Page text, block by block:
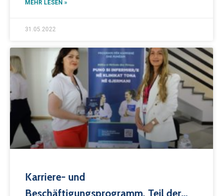
MEHR LESEN »
31.05.2022
Karriere- und
Beschäftigungsprogramm, Teil der